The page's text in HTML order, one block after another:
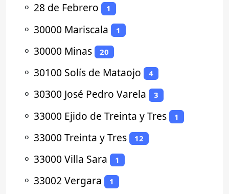
⚬ 28 de Febrero 1
⚬ 30000 Mariscala 1
⚬ 30000 Minas 20
⚬ 30100 Solís de Mataojo 4
⚬ 30300 José Pedro Varela 3
⚬ 33000 Ejido de Treinta y Tres 1
⚬ 33000 Treinta y Tres 12
⚬ 33000 Villa Sara 1
⚬ 33002 Vergara 1